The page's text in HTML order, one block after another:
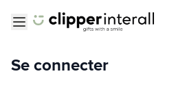
Se connecter